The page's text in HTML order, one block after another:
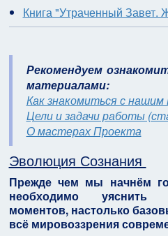
Книга "Утраченный Завет.
Рекомендуем
материалами:
Как знакомиться с
Цели и задачи работы
О мастерах Проекта
Эволюция Сознания
Прежде чем мы начнём
необходимо уяснить
моментов, настолько
всё мировоззрения